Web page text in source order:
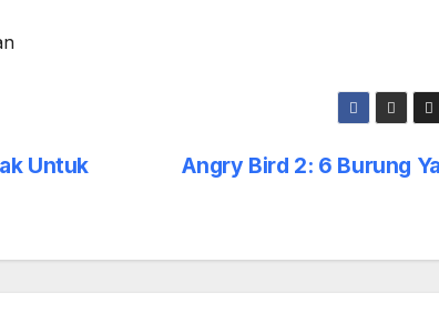
Angry Bird 2: 6 Burung
Untuk